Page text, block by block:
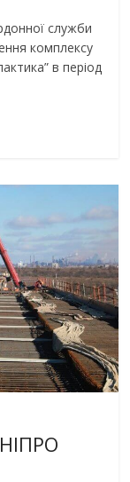
служби
комплексу
в період